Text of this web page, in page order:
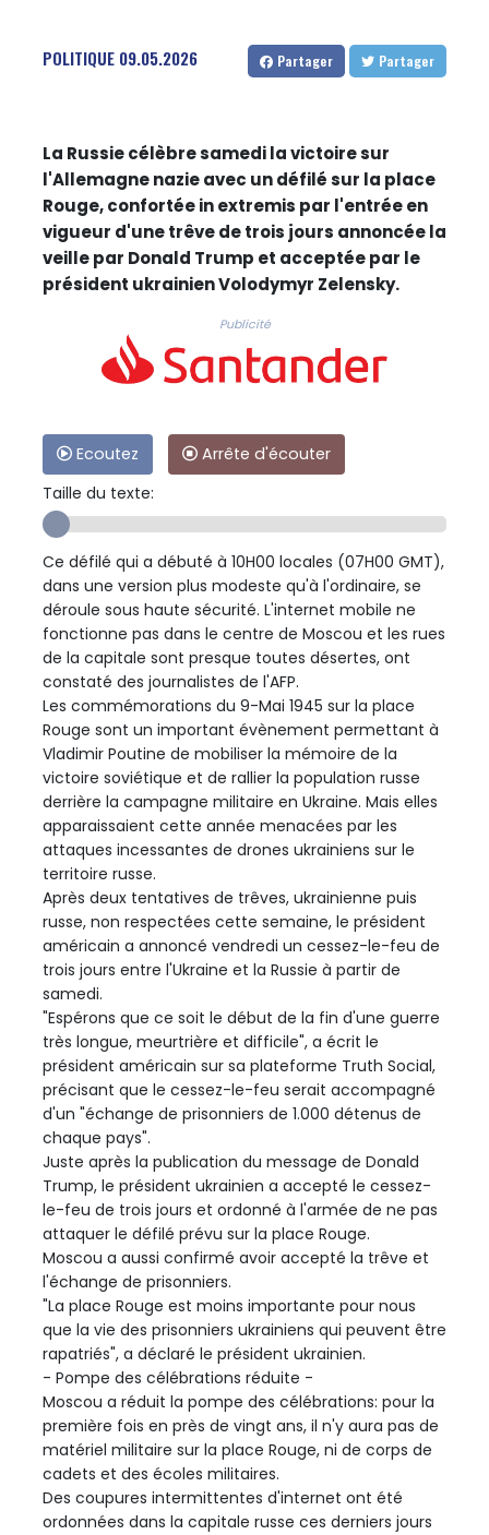
POLITIQUE 09.05.2026 Partager Partager
La Russie célèbre samedi la victoire sur
l'Allemagne nazie avec un défilé sur la place
Rouge, confortée in extremis par l'entrée en
vigueur d'une trêve de trois jours annoncée la
veille par Donald Trump et acceptée par le
président ukrainien Volodymyr Zelensky.
Publicité
Ecoutez
Arrête d'écouter
Taille du texte:
Ce défilé qui a débuté à 10H00 locales (07H00 GMT),
dans une version plus modeste qu'à l'ordinaire, se
déroule sous haute sécurité. L'internet mobile ne
fonctionne pas dans le centre de Moscou et les rues
de la capitale sont presque toutes désertes, ont
constaté des journalistes de l'AFP.
Les commémorations du 9-Mai 1945 sur la place
Rouge sont un important évènement permettant à
Vladimir Poutine de mobiliser la mémoire de la
victoire soviétique et de rallier la population russe
derrière la campagne militaire en Ukraine. Mais elles
apparaissaient cette année menacées par les
attaques incessantes de drones ukrainiens sur le
territoire russe.
Après deux tentatives de trêves, ukrainienne puis
russe, non respectées cette semaine, le président
américain a annoncé vendredi un cessez-le-feu de
trois jours entre l'Ukraine et la Russie à partir de
samedi.
"Espérons que ce soit le début de la fin d'une guerre
très longue, meurtrière et difficile", a écrit le
président américain sur sa plateforme Truth Social,
précisant que le cessez-le-feu serait accompagné
d'un "échange de prisonniers de 1.000 détenus de
chaque pays".
Juste après la publication du message de Donald
Trump, le président ukrainien a accepté le cessez-
le-feu de trois jours et ordonné à l'armée de ne pas
attaquer le défilé prévu sur la place Rouge.
Moscou a aussi confirmé avoir accepté la trêve et
l'échange de prisonniers.
"La place Rouge est moins importante pour nous
que la vie des prisonniers ukrainiens qui peuvent être
rapatriés", a déclaré le président ukrainien.
- Pompe des célébrations réduite -
Moscou a réduit la pompe des célébrations: pour la
première fois en près de vingt ans, il n'y aura pas de
matériel militaire sur la place Rouge, ni de corps de
cadets et des écoles militaires.
Des coupures intermittentes d'internet ont été
ordonnées dans la capitale russe ces derniers jours